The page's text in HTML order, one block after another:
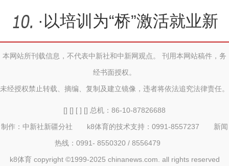
章谱新篇”主题文艺晚会将
· 以培训为“桥”激活就业新
动能
本网站所刊载信息，不代表中新社和中新网观点。 刊用本网站稿件，务
经书面授权。
未经授权禁止转载、摘编、复制及建立镜像，违者将依法追究法律责任。
[] [] [ ] [] 总机：86-10-87826688
制作：中新社新疆分社 k8体育的技术支持：0991-8557237 新闻
热线：0991- 8550320 / 8556479
k8体育 copyright ©1999-2025 chinanews.com. all rights reserved